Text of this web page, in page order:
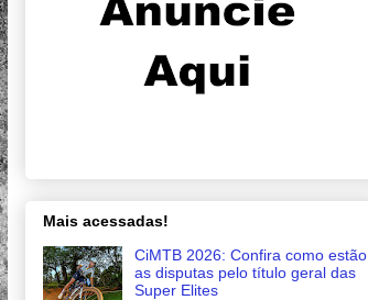
Mais acessadas!
CiMTB 2026: Confira como estão
as disputas pelo título geral das
Super Elites